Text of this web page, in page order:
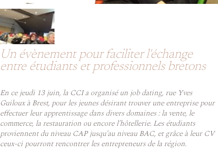
Un évènement pour faciliter l'échange
entre étudiants et professionnels bretons
En ce jeudi 13 juin, la CCI a organisé un job dating, rue Yves
Guiloux à Brest, pour les jeunes désirant trouver une entreprise pour
effectuer leur apprentissage dans divers domaines : la vente, le
commerce, la restauration ou encore l’hôtellerie. Les étudiants
proviennent du niveau CAP jusqu'au niveau BAC, et grâce à leur CV
ceux-ci pourront rencontrer les entrepreneurs de la région.